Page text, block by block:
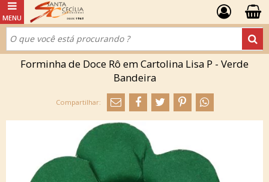
Forminha de Doce Rô em Cartolina Lisa P - Verde
Bandeira